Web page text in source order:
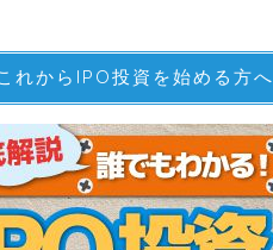
れからIPO投資を始める方へ